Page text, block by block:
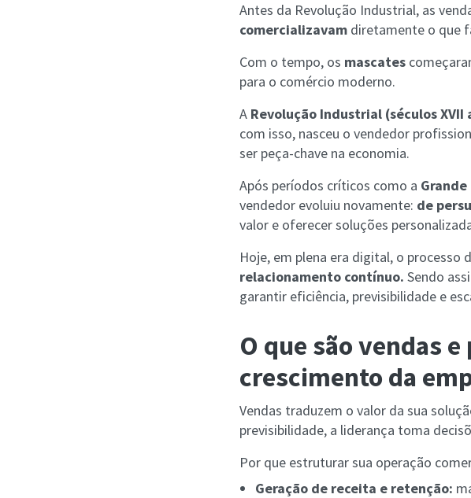
Antes da Revolução Industrial, as
comercializavam diretamente o que
Com o tempo, os mascates
para o comércio moderno.
A Revolução Industrial (séculos XVII
com isso, nasceu o vendedor
ser peça-chave na economia.
Após períodos críticos como a Grande
vendedor evoluiu novamente: de
valor e oferecer soluções
Hoje, em plena era digital, o processo
relacionamento contínuo. Sendo
garantir eficiência, previsibilidade e
O que são vendas
crescimento da
Vendas traduzem o valor da sua
previsibilidade, a liderança toma
Por que estruturar sua operação
Geração de receita e retenção: